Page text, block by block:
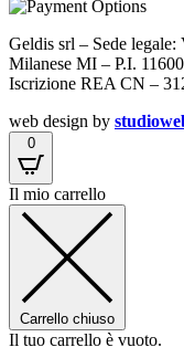
Geldis srl – Sede
Milanese MI – P.I.
Iscrizione REA CN –
web design by
0
Il mio carrello
Carrello chiuso
Il tuo carrello è vuoto.